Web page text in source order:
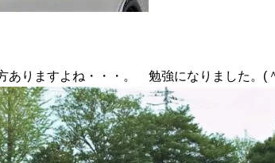
ありますよね・・・。 勉強になりました。(